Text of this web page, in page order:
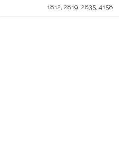
1812, 2819, 2835, 4158